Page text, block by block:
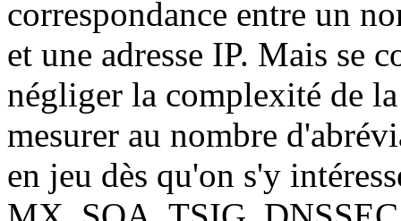
correspondance entre un
et une adresse IP. Mais se
négliger la complexité de
mesurer au nombre
en jeu dès qu'on s'y